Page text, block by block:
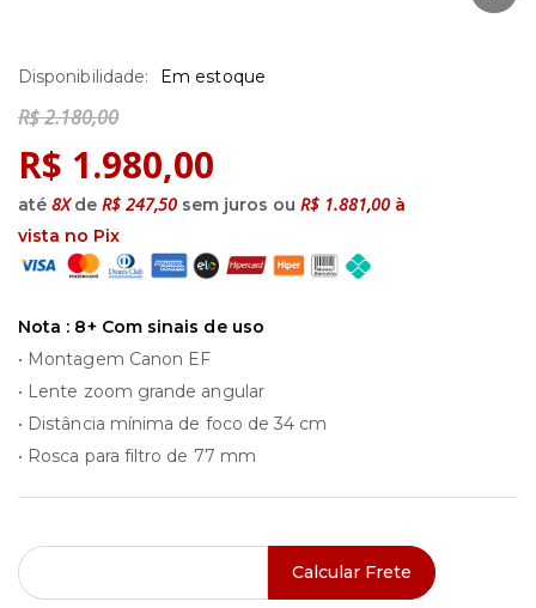
para
o
da
Galeria
de
imagens
R$ 1.980,00
até 8Xde R$ 247,50 sem juros ou R$ 1.881,00 à
vista no Pix
R$ 2.180,00
Em estoque
Nota : 8+ Com sinais de uso
• Montagem Canon EF
• Lente zoom grande angular
• Distância mínima de foco de 34 cm
• Rosca para filtro de 77 mm
Calcular Frete